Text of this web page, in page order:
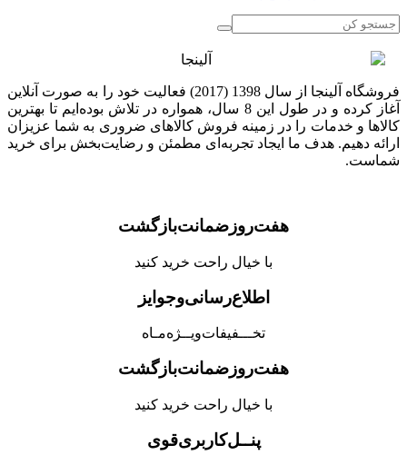
فروشگاه آلینجا از سال 1398 (2017) فعالیت خود را به صورت آنلاین
آغاز کرده و در طول این 8 سال، همواره در تلاش بوده‌ایم تا بهترین
کالاها و خدمات را در زمینه فروش کالاهای ضروری به شما عزیزان
ارائه دهیم. هدف ما ایجاد تجربه‌ای مطمئن و رضایت‌بخش برای خرید
شماست.
هفت‌روز‌ضمانت‌بازگشت
با خیال راحت خرید کنید
اطلاع‌رسانی‌و‌جوایز
تخـــفیفات‌ویــژه‌مـاه
هفت‌روز‌ضمانت‌بازگشت
با خیال راحت خرید کنید
پنــل‌کاربری‌قوی